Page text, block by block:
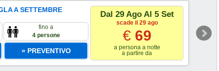
A SETTEMBRE
fino a
4 persone
» PREVENTIVO
Dal 29 Ago Al 5 Set
scade il 29 ago
€ 69
a persona a notte
a partire da